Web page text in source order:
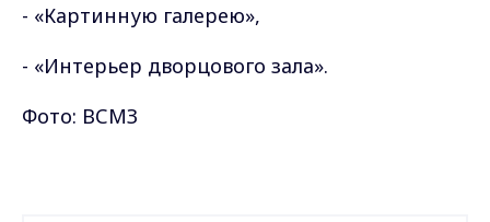
- «Картинную галерею»,
- «Интерьер дворцового зала».
Фото: ВСМЗ